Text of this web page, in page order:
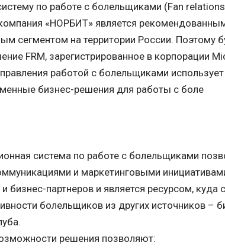
по работе с болельщиками (Fan
«НОРБИТ» является
сегментом на территории России. Поэтому
FRM, зарегистрированное в корпорации
работой с болельщиками
бизнес-решения для работы с боле
система по работе с болельщиками
и маркетинговыми
партнеров и является ресурсом, куда
болельщиков из других источников –
решения позволяют: